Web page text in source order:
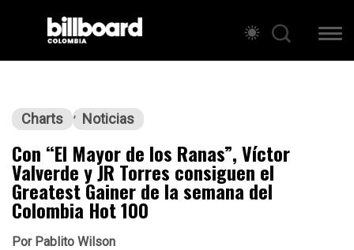
Charts Noticias
Con “El Mayor de los Ranas”, Víctor
Valverde y JR Torres consiguen el
Greatest Gainer de la semana del
Colombia Hot 100
PorPablito Wilson